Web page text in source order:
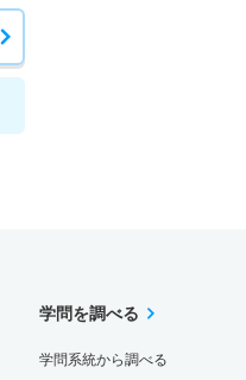
学問を調べる
学問系統から調べる